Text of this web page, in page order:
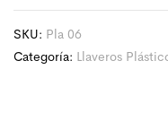
SKU: Pla 06
Categoría: Llaveros